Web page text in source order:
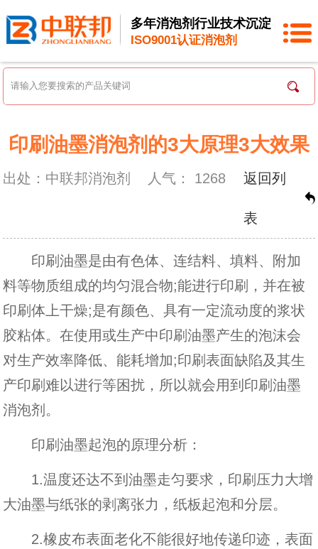
多年消泡剂行业技术沉淀
ISO9001认证消泡剂
印刷油墨消泡剂的3大原理3大效果
出处：中联邦消泡剂 人气： 1268 返回列
表
印刷油墨是由有色体、连结料、填料、附加
料等物质组成的均匀混合物;能进行印刷，并在被
印刷体上干燥;是有颜色、具有一定流动度的浆状
胶粘体。在使用或生产中印刷油墨产生的泡沫会
对生产效率降低、能耗增加;印刷表面缺陷及其生
产印刷难以进行等困扰，所以就会用到印刷油墨
消泡剂。
印刷油墨起泡的原理分析：
1.温度还达不到油墨走匀要求，印刷压力大增
大油墨与纸张的剥离张力，纸板起泡和分层。
2.橡皮布表面老化不能很好地传递印迹，表面